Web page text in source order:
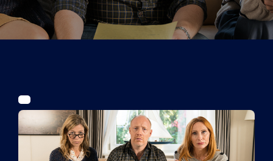
Tickets
Kurier Romy 2026